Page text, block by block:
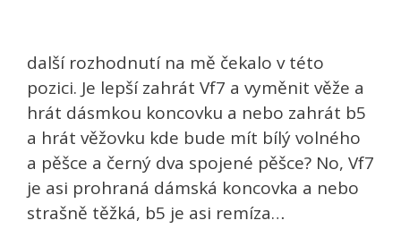
další rozhodnutí na mě čekalo v této
pozici. Je lepší zahrát Vf7 a vyměnit věže a
hrát dásmkou koncovku a nebo zahrát b5
a hrát věžovku kde bude mít bílý volného
a pěšce a černý dva spojené pěšce? No, Vf7
je asi prohraná dámská koncovka a nebo
strašně těžká, b5 je asi remíza…